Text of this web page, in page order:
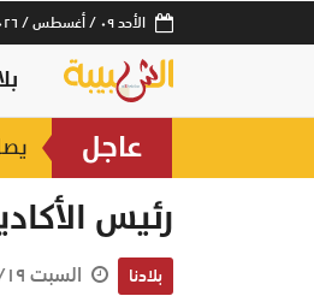
الأحد ٠٩ / أغسطس / ٢٠٢٦
عاجل يصل إلى 4 أمتار..
رئيس
بلادنا السبت ١٩/مارس/٢٠٢٢ ١٢:١٢ م